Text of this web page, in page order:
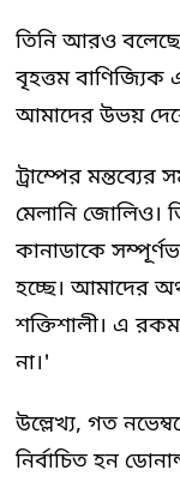
তিনি আরও
বৃহত্তম বাণিজ্যিক
আমাদের উভয়
ট্রাম্পের মন্তব্যের
মেলানি জোলিও।
কানাডাকে
হচ্ছে। আমাদের
শক্তিশালী। এ
না।'
উল্লেখ্য, গত
নির্বাচিত হন